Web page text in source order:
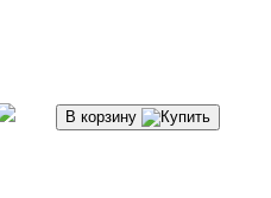
В корзину